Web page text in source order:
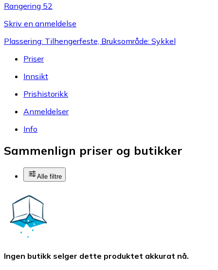
Rangering 52
Skriv en anmeldelse
Plassering: Tilhengerfeste, Bruksområde: Sykkel
Priser
Innsikt
Prishistorikk
Anmeldelser
Info
Sammenlign priser og butikker
Alle filtre
Ingen butikk selger dette produktet akkurat nå.